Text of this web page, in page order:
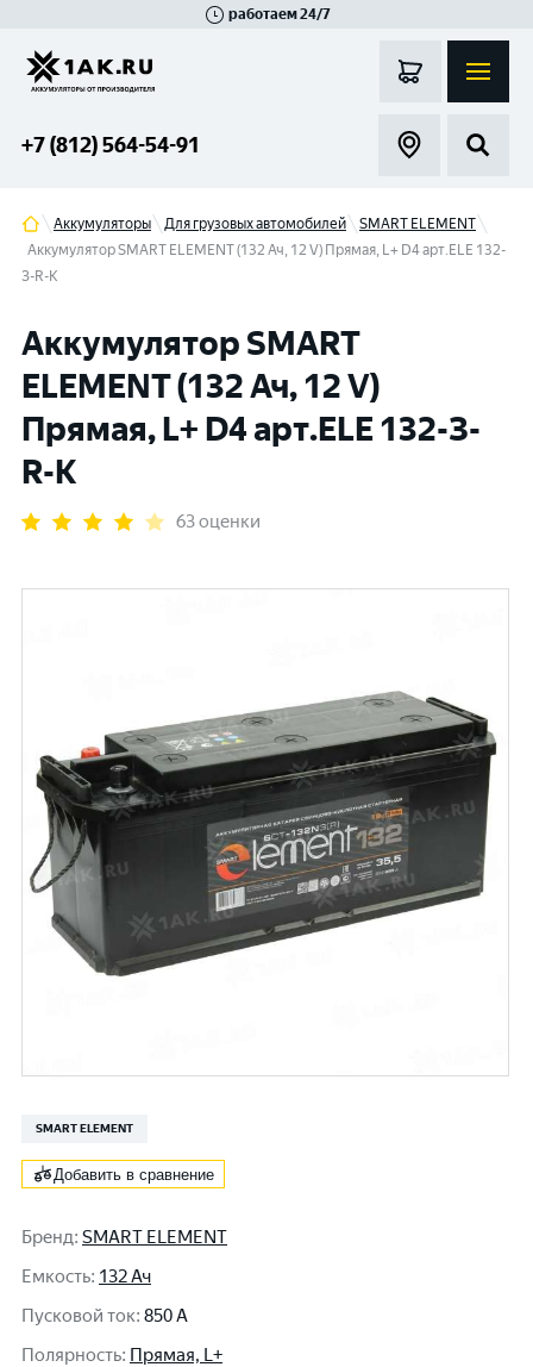
работаем 24/7
+7 (812) 564-54-91
Аккумуляторы Для грузовых автомобилей
SMART ELEMENT
Аккумулятор SMART ELEMENT (132 Ач, 12 V) Прямая, L+ D4 арт.ELE 132-
З-R-К
Аккумулятор SMART
ELEMENT (132 Ач, 12 V)
Прямая, L+ D4 арт.ELE 132-З-
R-К
63 оценки
SMART ELEMENT
Добавить в сравнение
Бренд: SMART ELEMENT
Емкость: 132 Ач
Пусковой ток: 850 A
Полярность: Прямая, L+
Гатчина